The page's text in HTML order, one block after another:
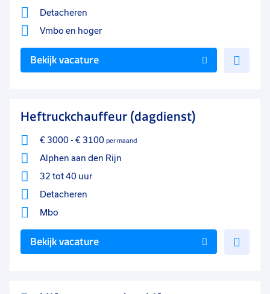
Detacheren
Vmbo en hoger
Bekijk vacature
Heftruckchauffeur (dagdienst)
€ 3000- € 3100 per maand
Alphen aan den Rijn
32 tot 40 uur
Detacheren
Mbo
Bekijk vacature